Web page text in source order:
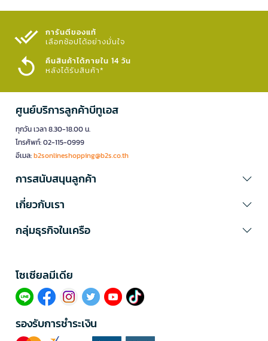
การันตีของแท้
เลือกช้อปได้อย่างมั่นใจ​
คืนสินค้าได้ภายใน 14 วัน
หลังได้รับสินค้า*
ศูนย์บริการลูกค้าบีทูเอส
ทุกวัน เวลา 8.30-18.00 น.
โทรศัพท์: 02-115-0999
อีเมล:b2sonlineshopping@b2s.co.th
การสนับสนุนลูกค้า
เกี่ยวกับเรา
กลุ่มธุรกิจในเครือ
โซเซียลมีเดีย​
รองรับการชำระเงิน